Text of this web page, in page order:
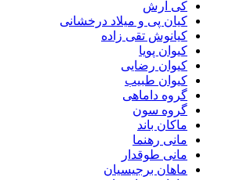
کی آرش
کیان پی و میلاد درخشانی
کیانوش تقی زاده
کیوان پویا
کیوان رضایی
کیوان طبیب
گروه داماهی
گروه سون
ماکان باند
مانی رهنما
مانی طوقدار
ماهان برجیسیان